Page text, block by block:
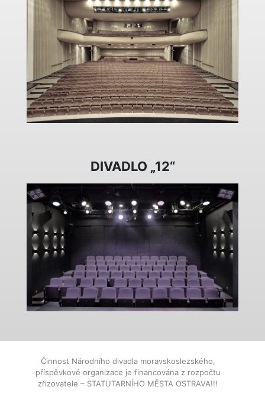
DIVADLO „12“
Činnost Národního divadla moravskoslezského,
příspěvkové organizace je financována z rozpočtu
zřizovatele – STATUTARNÍHO MĚSTA OSTRAVA!!!